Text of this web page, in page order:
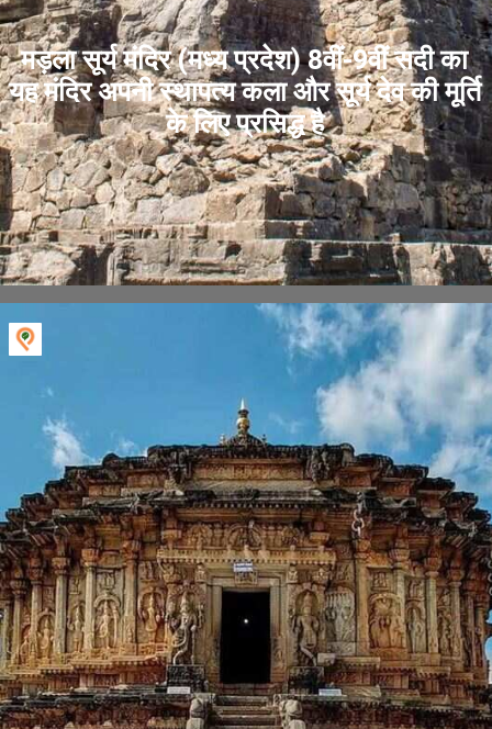
मड़ला सूर्य मंदिर (मध्य प्रदेश) 8वीं-9वीं सदी का
यह मंदिर अपनी स्थापत्य कला और सूर्य देव की मूर्ति
के लिए प्रसिद्ध है